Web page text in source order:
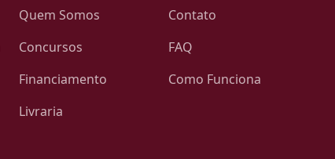
Quem Somos
Concursos
Financiamento
Livraria
Contato
FAQ
Como Funciona